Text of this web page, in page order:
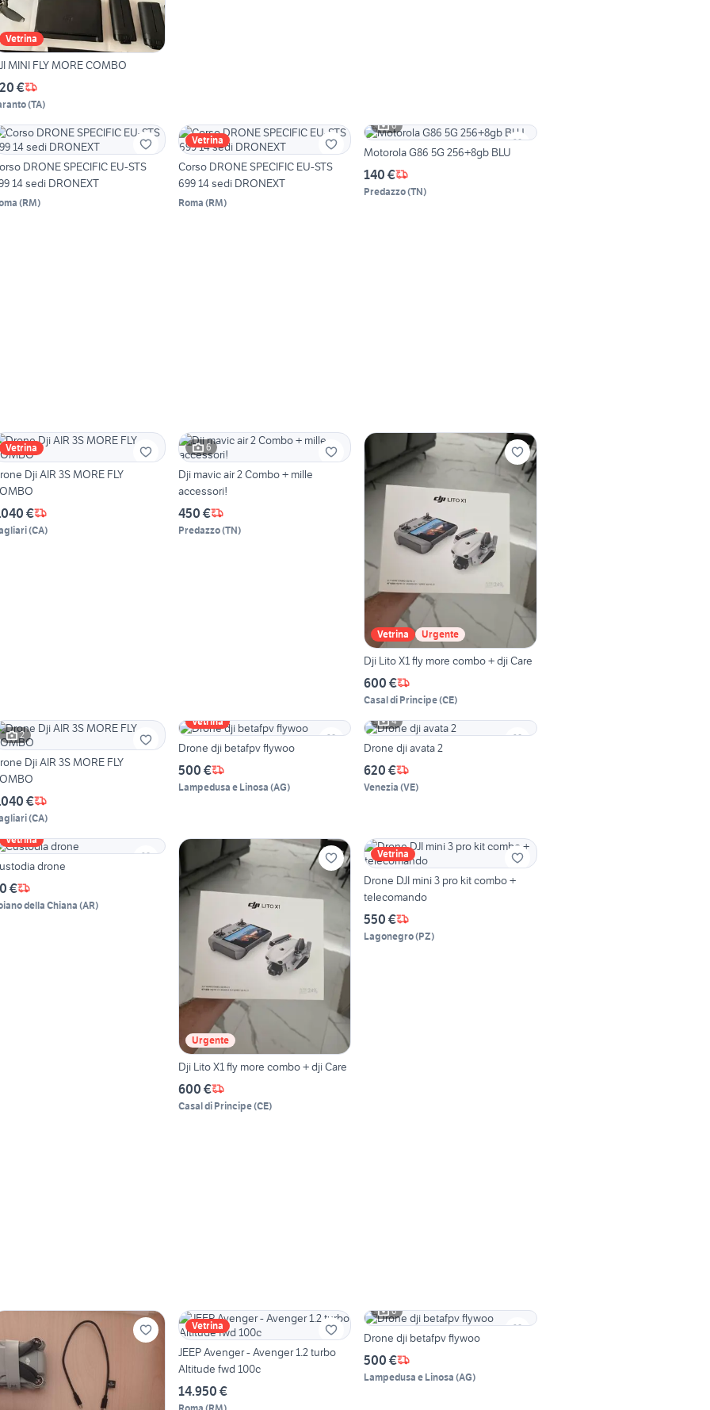
Vetrina
MINI FLY MORE COMBO
€
(TA)
DRONE SPECIFIC EU-STS
14 sedi DRONEXT
(RM)
Vetrina
Corso DRONE SPECIFIC EU-STS
699 14 sedi DRONEXT
Roma (RM)
6
Motorola G86 5G 256+8gb BLU
140 €
Predazzo(TN)
Vetrina
Dji AIR 3S MORE FLY
€
(CA)
6
Dji mavic air 2 Combo + mille
accessori!
450 €
Predazzo(TN)
Vetrina Urgente
Dji Lito X1 fly more combo + dji Care
600 €
Casal di Principe(CE)
2
Dji AIR 3S MORE FLY
€
(CA)
Vetrina
Drone dji betafpv flywoo
500 €
Lampedusa e Linosa (AG)
4
Drone dji avata 2
620 €
Venezia (VE)
Vetrina
drone
€
della Chiana (AR)
Urgente
Dji Lito X1 fly more combo + dji Care
600 €
Casal di Principe(CE)
Vetrina
Drone DJI mini 3 pro kit combo +
telecomando
550 €
Lagonegro(PZ)
Vetrina
JEEP Avenger - Avenger 1.2 turbo
Altitude fwd 100c
14.950 €
6
Drone dji betafpv flywoo
500 €
Lampedusa e Linosa (AG)